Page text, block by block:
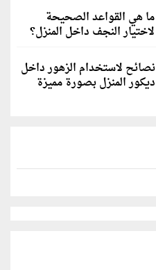
ما هي القواعد الصحيحة
لاختيار النجف داخل المنزل؟
نصائح لاستخدام الزهور داخل
ديكور المنزل بصورة مميزة